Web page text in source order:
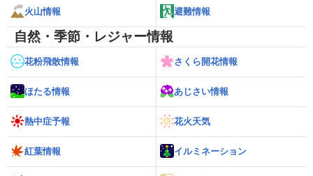
火山情報 避難情報
自然・季節・レジャー情報
花粉飛散情報 さくら開花情報
ほたる情報 あじさい情報
熱中症予報 花火天気
紅葉情報 イルミネーション